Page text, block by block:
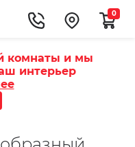
0
комнаты и мы
интерьер